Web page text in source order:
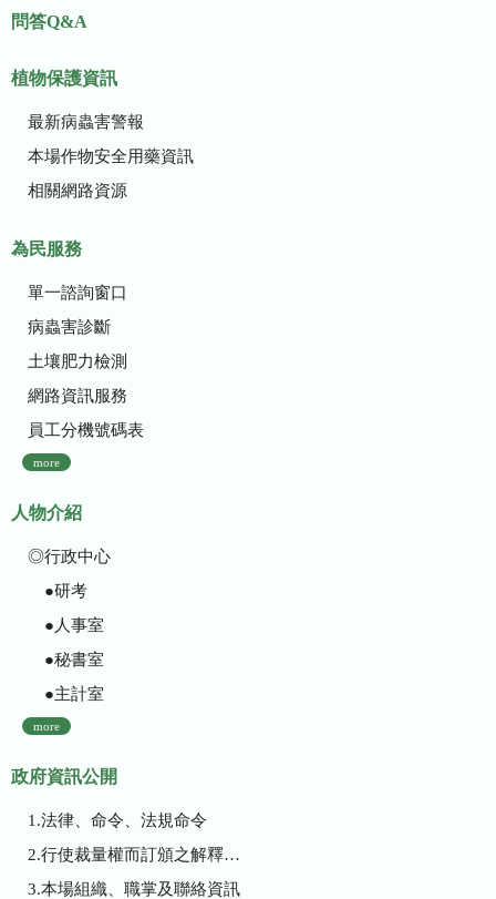
問答Q&A
植物保護資訊
最新病蟲害警報
本場作物安全用藥資訊
相關網路資源
為民服務
單一諮詢窗口
病蟲害診斷
土壤肥力檢測
網路資訊服務
員工分機號碼表
more
人物介紹
◎行政中心
●研考
●人事室
●秘書室
●主計室
more
政府資訊公開
1.法律、命令、法規命令
2.行使裁量權而訂頒之解釋性規定及裁量基準
3.本場組織、職掌及聯絡資訊